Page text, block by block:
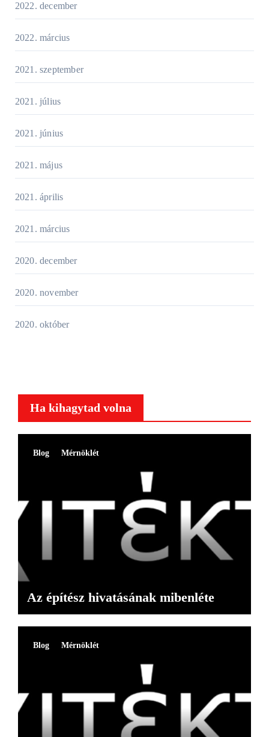
2022. december
2022. március
2021. szeptember
2021. július
2021. június
2021. május
2021. április
2021. március
2020. december
2020. november
2020. október
Ha kihagytad volna
Blog Mérnöklét
Az építész hivatásának mibenléte
Blog Mérnöklét